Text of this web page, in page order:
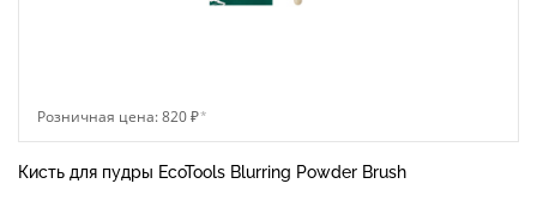
Розничная цена: 820 ₽*
Кисть для пудры EcoTools Blurring Powder Brush